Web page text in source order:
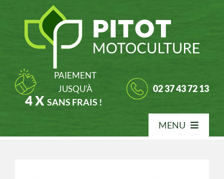
PAIEMENT
JUSQU'À
4 X SANS FRAIS !
02 37 43 72 13
MENU